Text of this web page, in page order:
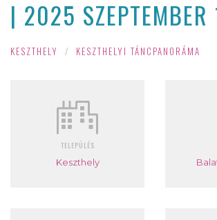
| 2025 SZEPTEMBER
KESZTHELY / KESZTHELYI TÁNCPANORÁMA
TELEPÜLÉS
Keszthely